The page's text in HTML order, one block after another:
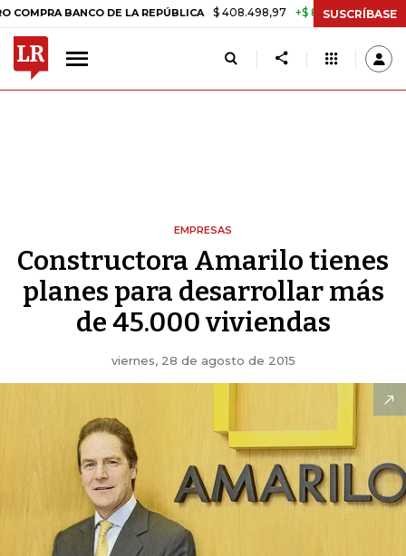
BANCO DE LA REPÚBLICA $ 408.498,97 +$ 8.753,81 +2,19% TASA
SUSCRÍBASE
EMPRESAS
Constructora Amarilo tienes
planes para desarrollar más
de 45.000 viviendas
viernes, 28 de agosto de 2015